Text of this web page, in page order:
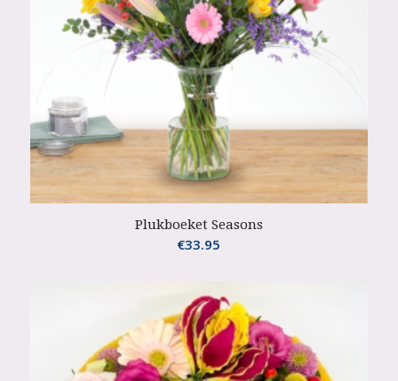
Plukboeket Seasons
€33.95